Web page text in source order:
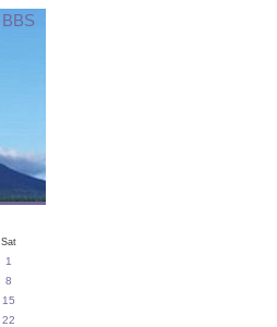
BBS
Sat
1
8
15
22